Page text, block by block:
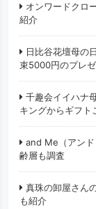
オンワードクロ
紹介
日比谷花壇母の
束5000円のプレ
千趣会イイハナ
キングからギフト
and Me（アンド
齢層も調査
真珠の卸屋さん
も紹介